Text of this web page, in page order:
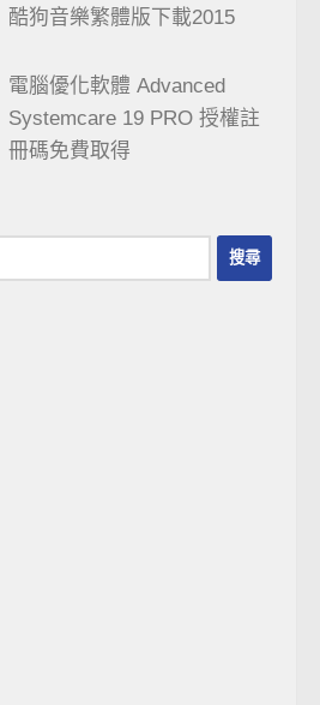
酷狗音樂繁體版下載2015
電腦優化軟體 Advanced
Systemcare 19 PRO 授權註
冊碼免費取得